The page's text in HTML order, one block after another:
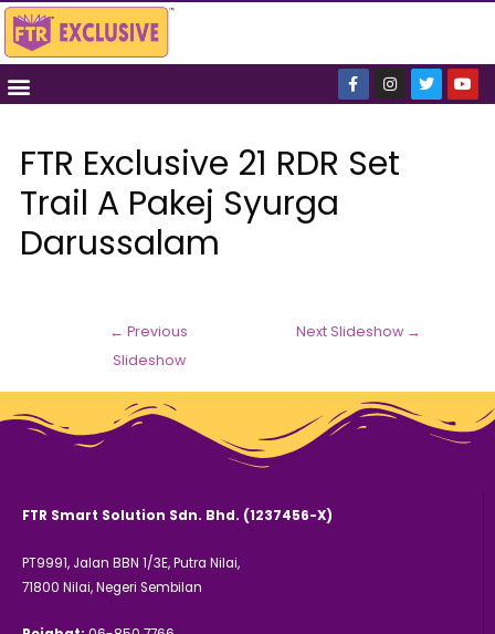
FTR Exclusive 21 RDR Set
Trail A Pakej Syurga
Darussalam
← Previous
Slideshow
Next Slideshow →
FTR Smart Solution Sdn. Bhd. (1237456-X)
PT9991, Jalan BBN 1/3E, Putra Nilai,
71800 Nilai, Negeri Sembilan